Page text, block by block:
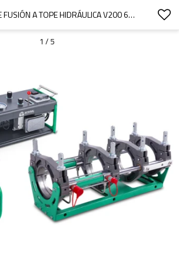
MÁQUINA DE FUSIÓN A TOPE HIDRÁULICA V200 63MM-200MM (2" IPS -6" IPS)
1 / 5